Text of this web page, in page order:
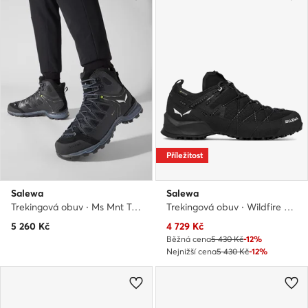
Salewa
Trekingová obuv · Ms Mnt Trainer Lite Mid Gtx GORE-TEX 61359-0971 · Černá
5 260 Kč
Příležitost
Salewa
Trekingová obuv · Wildfire 2 Gtx W 61415 · Černá
Aktuální cena
4 729 Kč
Běžná cena5 430 Kč-12%
Nejnižší cena5 430 Kč-12%